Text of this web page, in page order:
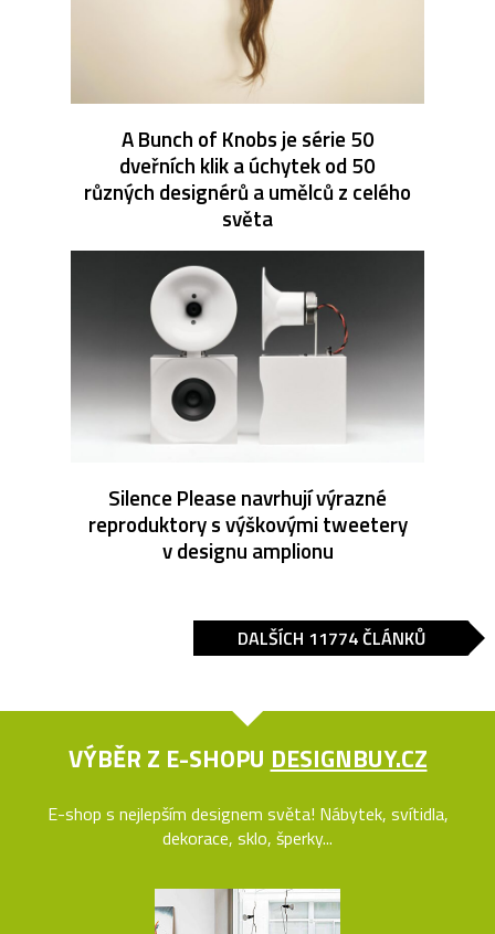
A Bunch of Knobs je série 50
dveřních klik a úchytek od 50
různých designérů a umělců z celého
světa
Silence Please navrhují výrazné
reproduktory s výškovými tweetery
v designu amplionu
DALŠÍCH 11774 ČLÁNKŮ
VÝBĚR Z E-SHOPU DESIGNBUY.CZ
E-shop s nejlepším designem světa! Nábytek, svítidla,
dekorace, sklo, šperky...